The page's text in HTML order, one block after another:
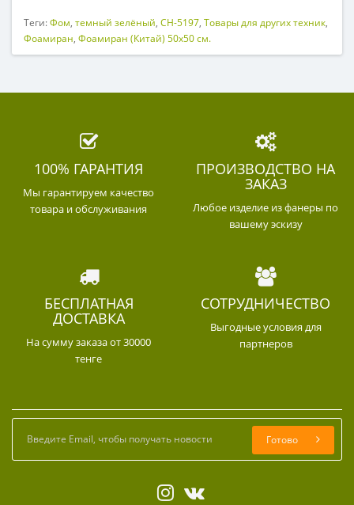
Теги:Фом, темный зелёный, CH-5197, Товары для других техник,
Фоамиран, Фоамиран (Китай) 50х50 см.
100% ГАРАНТИЯ
Мы гарантируем качество
товара и обслуживания
ПРОИЗВОДСТВО НА
ЗАКАЗ
Любое изделие из фанеры по
вашему эскизу
БЕСПЛАТНАЯ
ДОСТАВКА
На сумму заказа от 30000
тенге
СОТРУДНИЧЕСТВО
Выгодные условия для
партнеров
Готово